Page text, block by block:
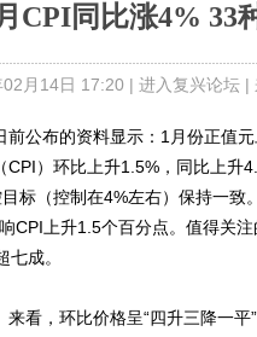
CPI同比涨4% 33
月14日 17:20 | 进入复兴论坛|
公布的资料显示：1月份正值元
CPI）环比上升1.5%，同比上升
标（控制在4%左右）保持一致
CPI上升1.5个百分点。值得关
七成。
，环比价格呈“四升三降一平